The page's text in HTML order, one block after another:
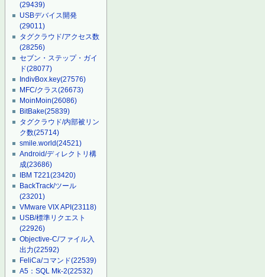
(29439)
USBデバイス開発
(29011)
タグクラウド/アクセス数
(28256)
セブン・ステップ・ガイ
ド(28077)
IndivBox.key(27576)
MFC/クラス(26673)
MoinMoin(26086)
BitBake(25839)
タグクラウド/内部被リン
ク数(25714)
smile.world(24521)
Android/ディレクトリ構
成(23686)
IBM T221(23420)
BackTrack/ツール
(23201)
VMware VIX API(23118)
USB/標準リクエスト
(22926)
Objective-C/ファイル入
出力(22592)
FeliCa/コマンド(22539)
A5：SQL Mk-2(22532)